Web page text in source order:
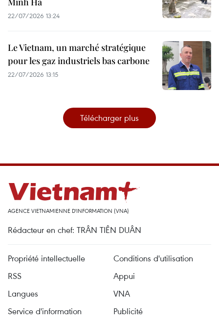
22/07/2026 13:24
Le Vietnam, un marché stratégique
pour les gaz industriels bas carbone
22/07/2026 13:15
Télécharger plus
AGENCE VIETNAMIENNE D'INFORMATION (VNA)
Rédacteur en chef: TRÂN TIÊN DUÂN
Propriété intellectuelle
Conditions d'utilisation
RSS
Appui
Langues
VNA
Service d'information
Publicité